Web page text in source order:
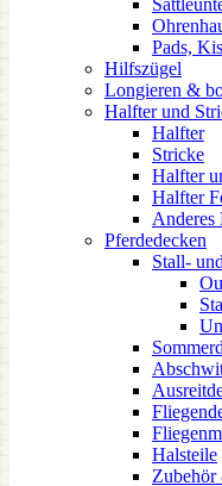
Pads,
Hilfszügel
Longieren &
Halfter und
Halfter
Stricke
Halfter
Halfter
Anderes
Pferdedecken
Stall-
Halsteile